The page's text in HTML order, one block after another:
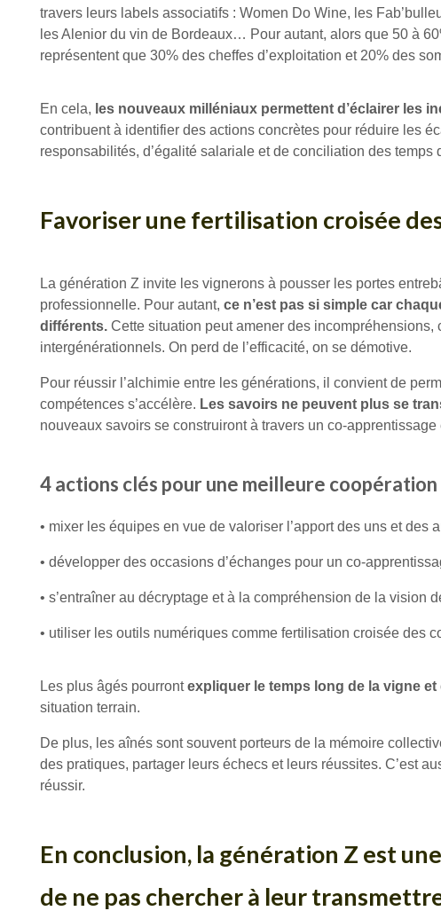
travers leurs labels associatifs : Women Do Wine, les
les Alenior du vin de Bordeaux… Pour autant, alors que 50 à
représentent que 30% des cheffes d’exploitation et 20% des
En cela, les nouveaux milléniaux permettent d’éclairer les
contribuent à identifier des actions concrètes pour réduire les
responsabilités, d’égalité salariale et de conciliation des temps
Favoriser une fertilisation croisée
La génération Z invite les vignerons à pousser les portes
professionnelle. Pour autant, ce n’est pas si simple car
différents. Cette situation peut amener des
intergénérationnels. On perd de l’efficacité, on se démotive.
Pour réussir l’alchimie entre les générations, il convient de
compétences s’accélère. Les savoirs ne peuvent plus se
nouveaux savoirs se construiront à travers un co-
4 actions clés pour une meilleure
• mixer les équipes en vue de valoriser l’apport des uns et des
• développer des occasions d’échanges pour un co-
• s’entraîner au décryptage et à la compréhension de la vision
• utiliser les outils numériques comme fertilisation croisée des
Les plus âgés pourrontexpliquer le temps long de la vigne et
situation terrain.
De plus, les aînés sont souvent porteurs de la mémoire
des pratiques, partager leurs échecs et leurs réussites. C’est
réussir.
En conclusion, la génération Z est
de ne pas chercher à leur